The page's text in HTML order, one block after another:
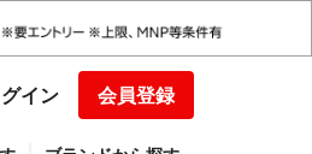
イン 会員登録